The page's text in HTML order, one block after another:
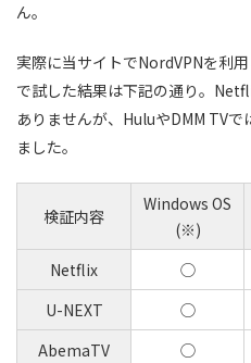
ん。
実際に当サイトでNordVPNを利
で試した結果は下記の通り。
ありませんが、HuluやDMM TV
ました。
検証内容
Windows OS
(※)
Netflix ◯
U-NEXT
◯
AbemaTV
◯